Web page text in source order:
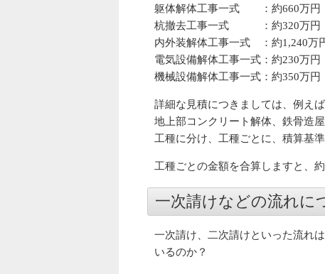
躯体解体工事一式 ：約660万円
杭撤去工事一式 ：約320万円
内外装解体工事一式 ：約1,240万
電気設備解体工事一式：約230万円
機械設備解体工事一式：約350万円
詳細な見積につきましては、例え
地上部コンクリート解体、鉄骨造
工種に分け、工種ごとに、積算基
工種ごとの金額を合算しますと、
一次請けなどの流れに
一次請け、二次請けといった流れ
いるのか？